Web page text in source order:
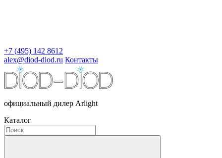
+7 (495) 142 8612
alex@diod-diod.ru Контакты
официальный дилер Arlight
Каталог